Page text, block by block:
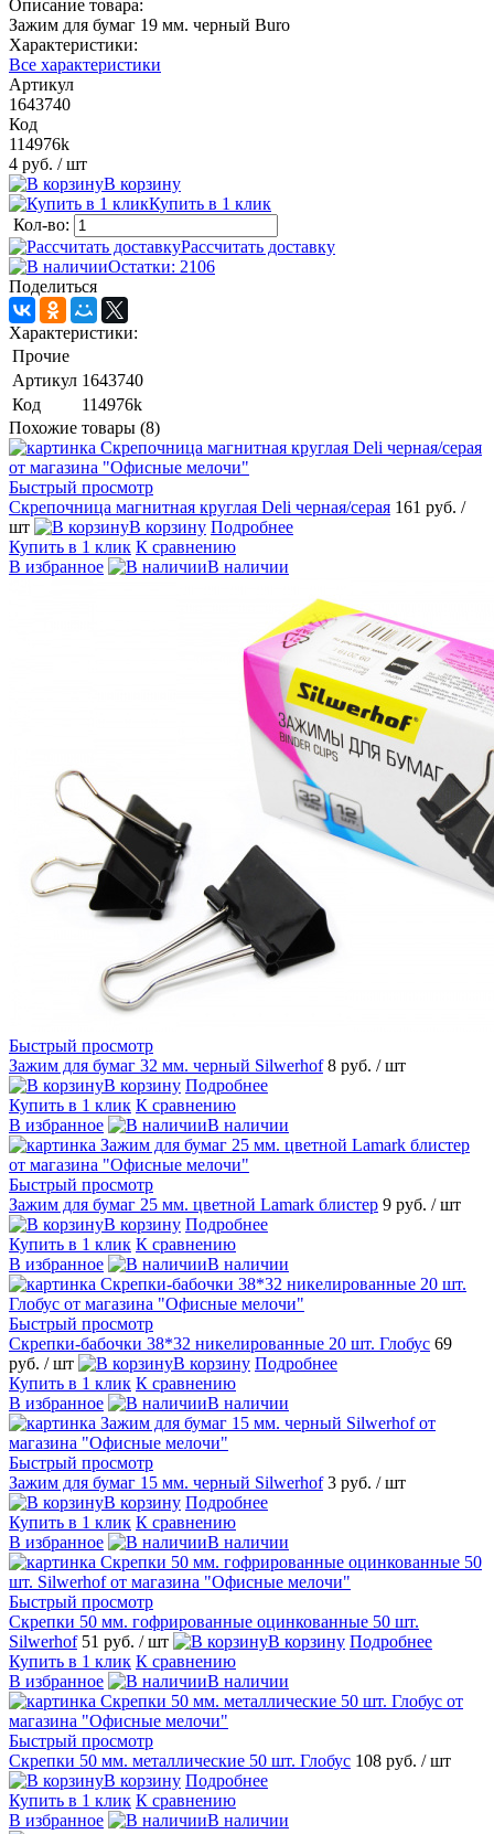
Описание товара:
Зажим для бумаг 19 мм. черный Buro
Характеристики:
Все характеристики
Артикул
1643740
Код
114976k
4 руб. / шт
В корзину
Купить в 1 клик
Кол-во:
Рассчитать доставку
Остатки: 2106
Поделиться
Характеристики:
Прочие
Артикул 1643740
Код
114976k
Похожие товары (8)
Быстрый просмотр
Скрепочница магнитная круглая Deli черная/серая 161 руб. /
шт
В корзину Подробнее
Купить в 1 клик К сравнению
В избранное
В наличии
Быстрый просмотр
Зажим для бумаг 32 мм. черный Silwerhof 8 руб. / шт
В корзину Подробнее
Купить в 1 клик К сравнению
В избранное
В наличии
Быстрый просмотр
Зажим для бумаг 25 мм. цветной Lamark блистер 9 руб. / шт
В корзину Подробнее
Купить в 1 клик К сравнению
В избранное
В наличии
Быстрый просмотр
Скрепки-бабочки 38*32 никелированные 20 шт. Глобус 69
руб. / шт В корзину Подробнее
Купить в 1 клик К сравнению
В избранное
В наличии
Быстрый просмотр
Зажим для бумаг 15 мм. черный Silwerhof 3 руб. / шт
В корзину Подробнее
Купить в 1 клик К сравнению
В избранное
В наличии
Быстрый просмотр
Скрепки 50 мм. гофрированные оцинкованные 50 шт.
Silwerhof 51 руб. / шт В корзину Подробнее
Купить в 1 клик К сравнению
В избранное
В наличии
Быстрый просмотр
Скрепки 50 мм. металлические 50 шт. Глобус 108 руб. / шт
В корзину Подробнее
Купить в 1 клик К сравнению
В избранное
В наличии